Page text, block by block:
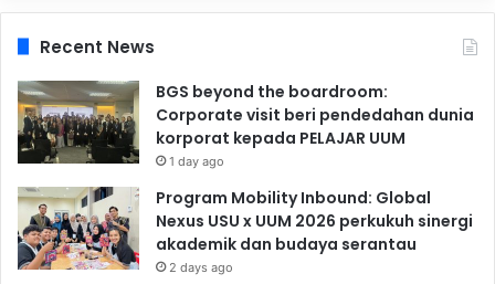
Recent News
BGS beyond the boardroom:
Corporate visit beri pendedahan dunia
korporat kepada PELAJAR UUM
1 day ago
Program Mobility Inbound: Global
Nexus USU x UUM 2026 perkukuh sinergi
akademik dan budaya serantau
2 days ago